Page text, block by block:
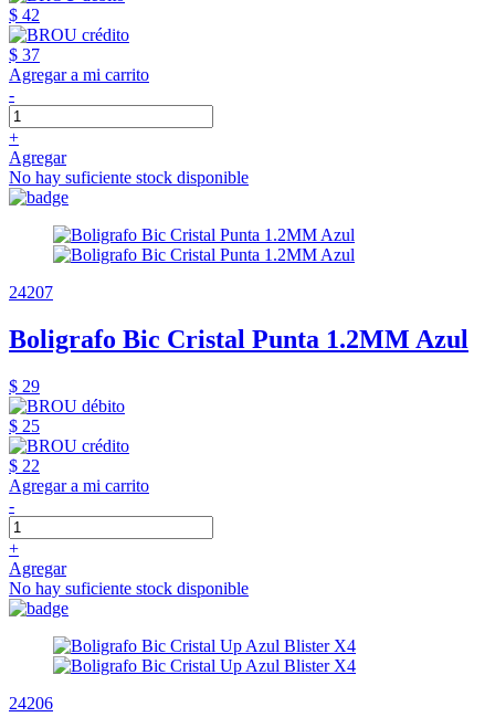
$ 42
$ 37
Agregar a mi carrito
-
+
Agregar
No hay suficiente stock disponible
24207
Boligrafo Bic Cristal Punta 1.2MM Azul
$ 29
$ 25
$ 22
Agregar a mi carrito
-
+
Agregar
No hay suficiente stock disponible
24206